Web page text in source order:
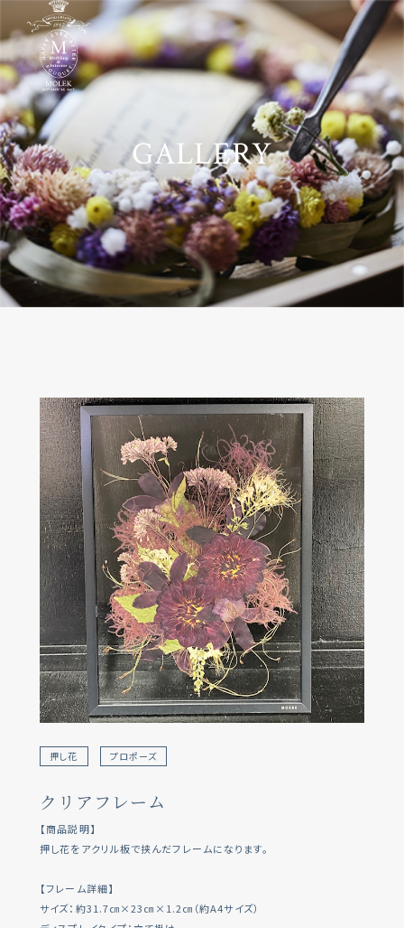
GALLERY
押し花 プロポーズ
クリアフレーム
【商品説明】
押し花をアクリル板で挟んだフレームになります。
【フレーム詳細】
サイズ：約31.7㎝×23㎝×1.2㎝（約A4サイズ）